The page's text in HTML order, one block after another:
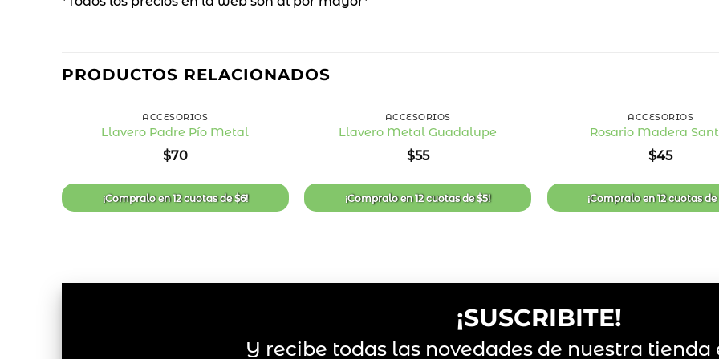
PRODUCTOS RELACIONADOS
de
deseos
ACCESORIOS
Llavero Padre Pío Metal
$70
¡Compralo en12 cuotasde$6!
de
deseos
ACCESORIOS
Llavero Metal Guadalupe
$55
¡Compralo en12 cuotasde$5!
ACCESORIOS
Rosario Madera
$45
¡Compralo en12 cuotasde
¡SUSCRIBITE!
Y recibe todas las novedades de nuestra tienda